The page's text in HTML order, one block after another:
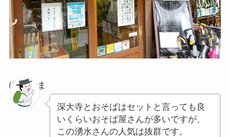
ぽちゃま
深大寺とおそばはセットと言っても良
いくらいおそば屋さんが多いですが、
この湧水さんの人気は抜群です。